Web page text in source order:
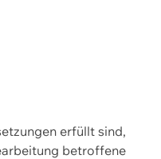
erfüllt sind,
betroffene